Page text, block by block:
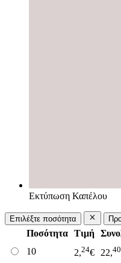
Εκτύπωση Καπέλου
Επιλέξτε ποσότητα
Ποσότητα Τιμή
10
2,24€ 22,40